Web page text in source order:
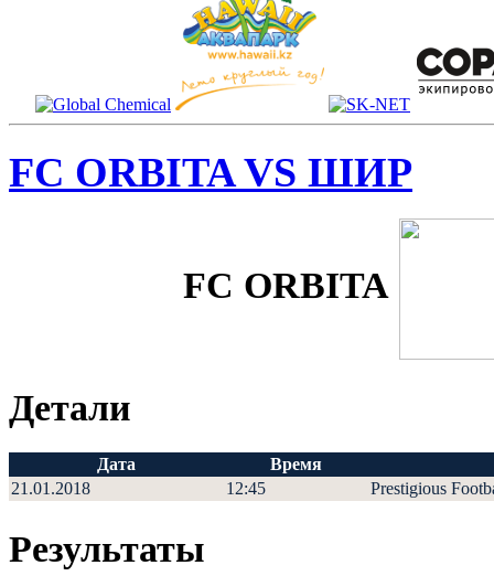
FC ORBITA VS ШИР
FC ORBITA
Детали
Дата
Время
21.01.2018
12:45 Prestigious
Результаты